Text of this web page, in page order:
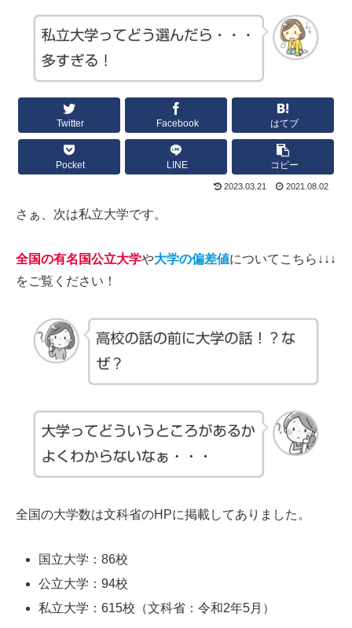
Twitter Facebook はてブ
Pocket LINE コピー
2023.03.21 2021.08.02
さぁ、次は私立大学です。
全国の有名国公立大学や大学の偏差値についてこちら↓↓↓
をご覧ください！
全国の大学数は文科省のHPに掲載してありました。
国立大学：86校
公立大学：94校
私立大学：615校（文科省：令和2年5月）